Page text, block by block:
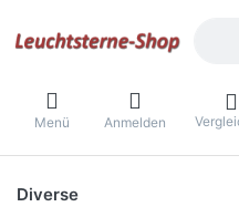
Menü Anmelden
Diverse